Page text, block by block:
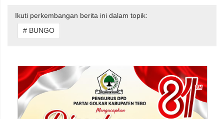
Ikuti perkembangan berita ini dalam topik:
# BUNGO